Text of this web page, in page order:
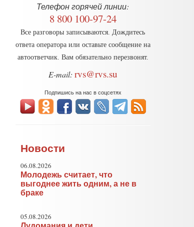
Телефон горячей линии:
8 800 100-97-24
Все разговоры записываются. Дождитесь
ответа оператора или оставьте сообщение на
автоответчик. Вам обязательно перезвонят.
E-mail: rvs@rvs.su
Подпишись на нас в соцсетях
Новости
06.08.2026
Молодежь считает, что
выгоднее жить одним, а не в
браке
05.08.2026